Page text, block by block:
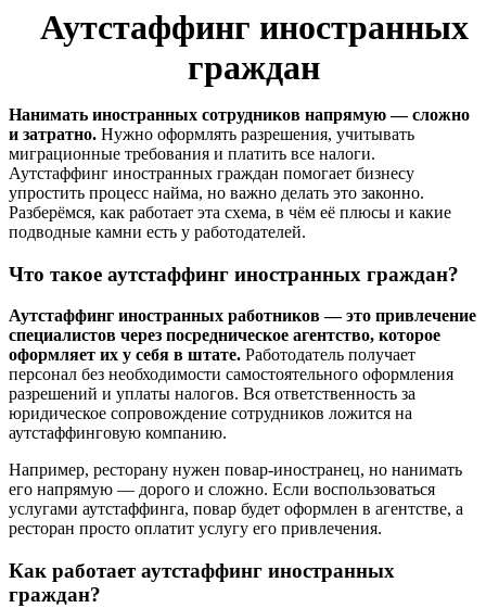
Аутстаффинг иностранных
граждан
Нанимать иностранных сотрудников напрямую — сложно
и затратно. Нужно оформлять разрешения, учитывать
миграционные требования и платить все налоги.
Аутстаффинг иностранных граждан помогает бизнесу
упростить процесс найма, но важно делать это законно.
Разберёмся, как работает эта схема, в чём её плюсы и какие
подводные камни есть у работодателей.
Что такое аутстаффинг иностранных граждан?
Аутстаффинг иностранных работников — это привлечение
специалистов через посредническое агентство, которое
оформляет их у себя в штате. Работодатель получает
персонал без необходимости самостоятельного оформления
разрешений и уплаты налогов. Вся ответственность за
юридическое сопровождение сотрудников ложится на
аутстаффинговую компанию.
Например, ресторану нужен повар-иностранец, но нанимать
его напрямую — дорого и сложно. Если воспользоваться
услугами аутстаффинга, повар будет оформлен в агентстве, а
ресторан просто оплатит услугу его привлечения.
Как работает аутстаффинг иностранных
граждан?